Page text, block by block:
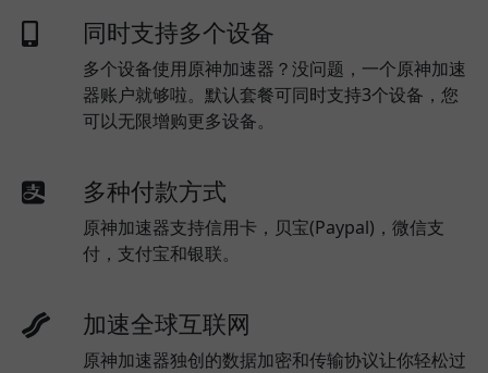
同时支持多个设备
多个设备使用原神加速器？没问题，一个原神加速
器账户就够啦。默认套餐可同时支持3个设备，您
可以无限增购更多设备。
多种付款方式
原神加速器支持信用卡，贝宝(Paypal)，微信支
付，支付宝和银联。
加速全球互联网
原神加速器独创的数据加密和传输协议让你轻松过